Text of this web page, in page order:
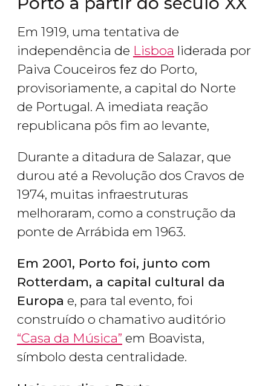
Em 1919, uma tentativa de
independência de Lisboa liderada por
Paiva Couceiros fez do Porto,
provisoriamente, a capital do Norte
de Portugal. A imediata reação
republicana pôs fim ao levante,
Durante a ditadura de Salazar, que
durou até a Revolução dos Cravos de
1974, muitas infraestruturas
melhoraram, como a construção da
ponte de Arrábida em 1963.
Em 2001, Porto foi, junto com
Rotterdam, a capital cultural da
Europa e, para tal evento, foi
construído o chamativo auditório
“Casa da Música” em Boavista,
símbolo desta centralidade.